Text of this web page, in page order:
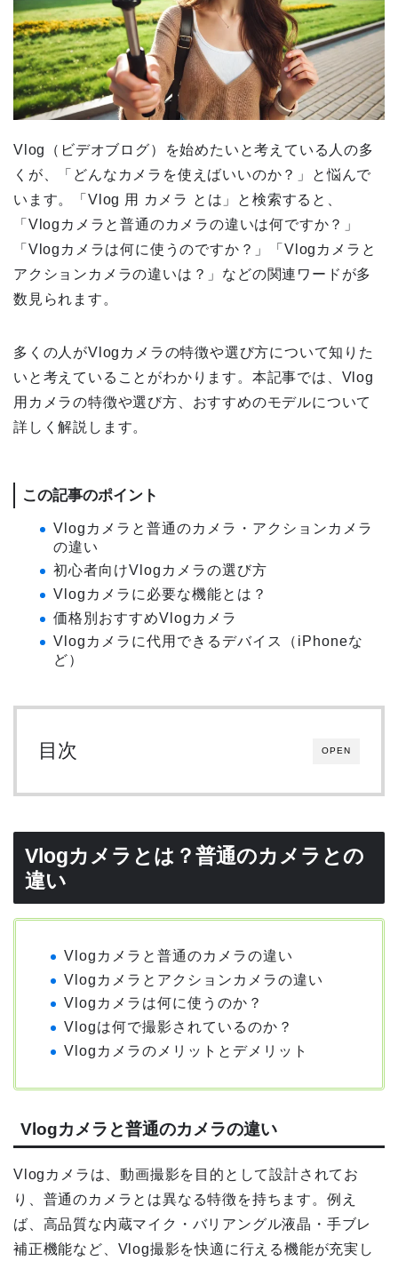
Vlog（ビデオブログ）を始めたいと考えている人の多
くが、「どんなカメラを使えばいいのか？」と悩んで
います。「Vlog 用 カメラ とは」と検索すると、
「Vlogカメラと普通のカメラの違いは何ですか？」
「Vlogカメラは何に使うのですか？」「Vlogカメラと
アクションカメラの違いは？」などの関連ワードが多
数見られます。
多くの人がVlogカメラの特徴や選び方について知りた
いと考えていることがわかります。本記事では、Vlog
用カメラの特徴や選び方、おすすめのモデルについて
詳しく解説します。
この記事のポイント
Vlogカメラと普通のカメラ・アクションカメラ
の違い
初心者向けVlogカメラの選び方
Vlogカメラに必要な機能とは？
価格別おすすめVlogカメラ
Vlogカメラに代用できるデバイス（iPhoneな
ど）
OPEN
目次
Vlogカメラとは？普通のカメラとの
違い
Vlogカメラと普通のカメラの違い
Vlogカメラとアクションカメラの違い
Vlogカメラは何に使うのか？
Vlogは何で撮影されているのか？
Vlogカメラのメリットとデメリット
Vlogカメラと普通のカメラの違い
Vlogカメラは、動画撮影を目的として設計されてお
り、普通のカメラとは異なる特徴を持ちます。例え
ば、高品質な内蔵マイク・バリアングル液晶・手ブレ
補正機能など、Vlog撮影を快適に行える機能が充実し